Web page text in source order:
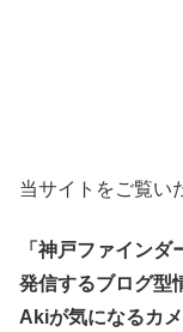
当サイトをご覧い
「神戸ファイン
発信するブログ型
Akiが気になるカ